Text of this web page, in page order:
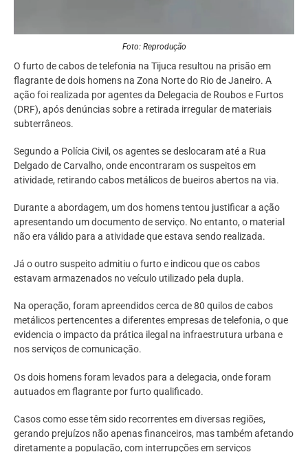
Foto: Reprodução
O furto de cabos de telefonia na Tijuca resultou na prisão em
flagrante de dois homens na Zona Norte do Rio de Janeiro. A
ação foi realizada por agentes da Delegacia de Roubos e Furtos
(DRF), após denúncias sobre a retirada irregular de materiais
subterrâneos.
Segundo a Polícia Civil, os agentes se deslocaram até a Rua
Delgado de Carvalho, onde encontraram os suspeitos em
atividade, retirando cabos metálicos de bueiros abertos na via.
Durante a abordagem, um dos homens tentou justificar a ação
apresentando um documento de serviço. No entanto, o material
não era válido para a atividade que estava sendo realizada.
Já o outro suspeito admitiu o furto e indicou que os cabos
estavam armazenados no veículo utilizado pela dupla.
Na operação, foram apreendidos cerca de 80 quilos de cabos
metálicos pertencentes a diferentes empresas de telefonia, o que
evidencia o impacto da prática ilegal na infraestrutura urbana e
nos serviços de comunicação.
Os dois homens foram levados para a delegacia, onde foram
autuados em flagrante por furto qualificado.
Casos como esse têm sido recorrentes em diversas regiões,
gerando prejuízos não apenas financeiros, mas também afetando
diretamente a população, com interrupções em serviços